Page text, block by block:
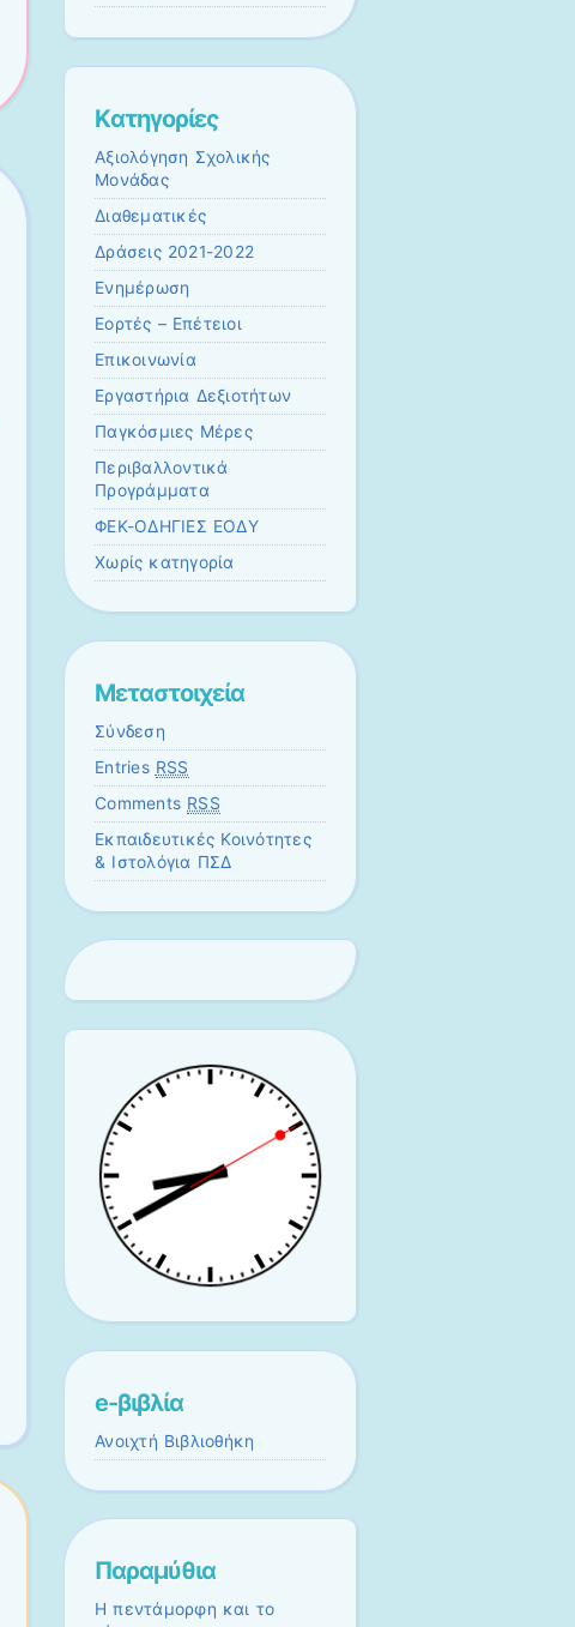
Kατηγορίες
Αξιολόγηση Σχολικής
Μονάδας
Διαθεματικές
Δράσεις 2021-2022
Ενημέρωση
Εορτές – Επέτειοι
Επικοινωνία
Εργαστήρια Δεξιοτήτων
Παγκόσμιες Μέρες
Περιβαλλοντικά
Προγράμματα
ΦΕΚ-ΟΔΗΓΙΕΣ ΕΟΔΥ
Χωρίς κατηγορία
Μεταστοιχεία
Σύνδεση
Entries RSS
Comments RSS
Εκπαιδευτικές Κοινότητες
& Ιστολόγια ΠΣΔ
e-βιβλία
Ανοιχτή Βιβλιοθήκη
Παραμύθια
Η πεντάμορφη και το